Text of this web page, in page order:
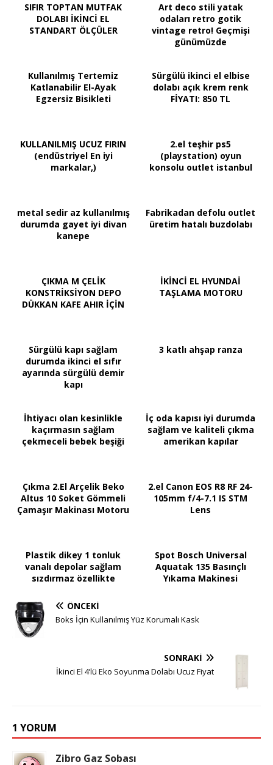
SIFIR TOPTAN MUTFAK
DOLABI İKİNCİ EL
STANDART ÖLÇÜLER
Art deco stili yatak
odaları retro gotik
vintage retro! Geçmişi
günümüzde
Kullanılmış Tertemiz
Katlanabilir El-Ayak
Egzersiz Bisikleti
Sürgülü ikinci el elbise
dolabı açık krem renk
FİYATI: 850 TL
KULLANILMIŞ UCUZ FIRIN
(endüstriyel En iyi
markalar,)
2.el teşhir ps5
(playstation) oyun
konsolu outlet istanbul
metal sedir az kullanılmış
durumda gayet iyi divan
kanepe
Fabrikadan defolu outlet
üretim hatalı buzdolabı
ÇIKMA M ÇELİK
KONSTRİKSİYON DEPO
DÜKKAN KAFE AHIR İÇİN
İKİNCİ EL HYUNDAİ
TAŞLAMA MOTORU
Sürgülü kapı sağlam
durumda ikinci el sıfır
ayarında sürgülü demir
kapı
3 katlı ahşap ranza
İhtiyacı olan kesinlikle
kaçırmasın sağlam
çekmeceli bebek beşiği
İç oda kapısı iyi durumda
sağlam ve kaliteli çıkma
amerikan kapılar
Çıkma 2.El Arçelik Beko
Altus 10 Soket Gömmeli
Çamaşır Makinası Motoru
2.el Canon EOS R8 RF 24-
105mm f/4-7.1 IS STM
Lens
Plastik dikey 1 tonluk
vanalı depolar sağlam
sızdırmaz özellikte
Spot Bosch Universal
Aquatak 135 Basınçlı
Yıkama Makinesi
ÖNCEKI
Boks İçin Kullanılmış Yüz Korumalı Kask
SONRAKI
İkinci El 4’lü Eko Soyunma Dolabı Ucuz Fiyat
1 YORUM
Zibro Gaz Sobası